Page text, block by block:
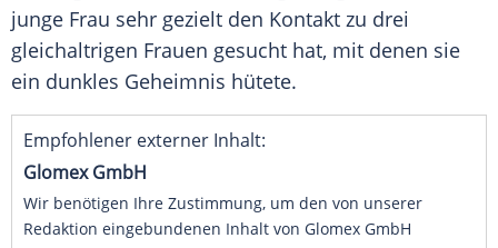
junge Frau sehr gezielt den Kontakt zu drei
gleichaltrigen Frauen gesucht hat, mit denen sie
ein dunkles Geheimnis hütete.
Empfohlener externer Inhalt:
Glomex GmbH
Wir benötigen Ihre Zustimmung, um den von unserer
Redaktion eingebundenen Inhalt von Glomex GmbH